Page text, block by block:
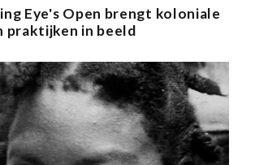
Eye's Open brengt koloniale
praktijken in beeld